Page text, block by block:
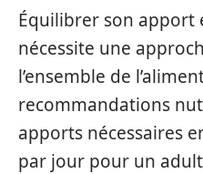
Équilibrer son apport
nécessite une
l’ensemble de
recommandations
apports nécessaires
par jour pour un